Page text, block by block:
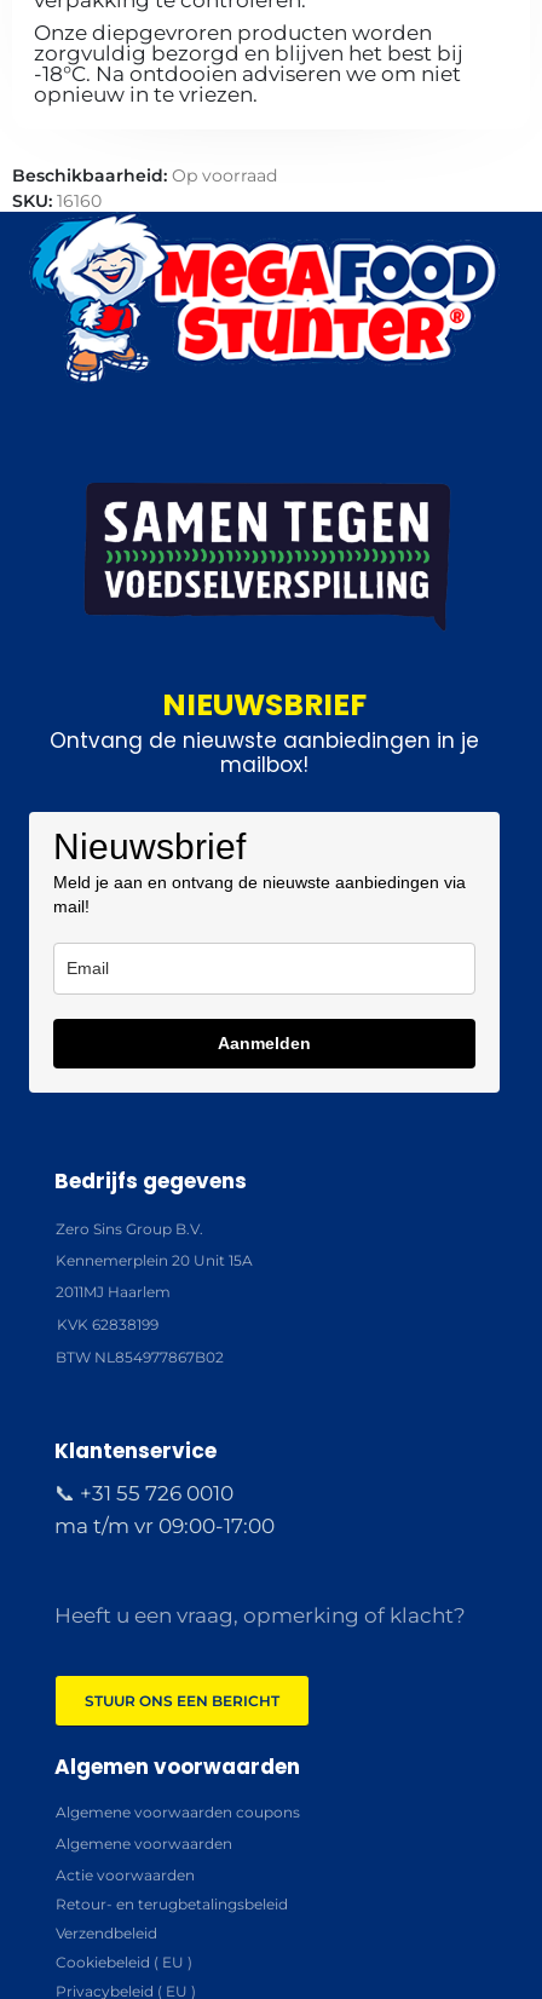
Onze diepgevroren producten worden
zorgvuldig bezorgd en blijven het best bij
-18°C. Na ontdooien adviseren we om niet
opnieuw in te vriezen.
Beschikbaarheid: Op voorraad
SKU: 16160
Categorieën:Bakkerij
NIEUWSBRIEF
Ontvang de nieuwste aanbiedingen in je
mailbox!
Nieuwsbrief
Meld je aan en ontvang de nieuwste aanbiedingen via
mail!
Aanmelden
Bedrijfs gegevens
Zero Sins Group B.V.
Kennemerplein 20 Unit 15A
2011MJ Haarlem
KVK 62838199
BTW NL854977867B02
Klantenservice
📞 +31 55 726 0010
ma t/m vr 09:00-17:00
Heeft u een vraag, opmerking of klacht?
STUUR ONS EEN BERICHT
Algemen voorwaarden
Algemene voorwaarden coupons
Algemene voorwaarden
Actie voorwaarden
Retour- en terugbetalingsbeleid
Verzendbeleid
Cookiebeleid ( EU )
Privacybeleid ( EU )